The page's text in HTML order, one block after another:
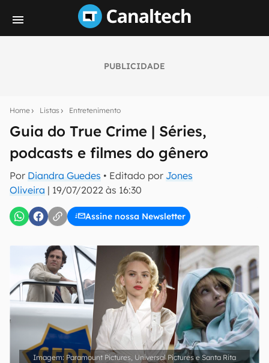
PUBLICIDADE
Home Listas Entretenimento
Guia do True Crime | Séries,
podcasts e filmes do gênero
Por Diandra Guedes • Editado por Jones
Oliveira | 19/07/2022 às 16:30
Assine nossa Newsletter
notícias e reviews sobre tecnologia em primeira
mão.
E-mail
Uso e Política de Privacidade do Canaltech.
Paramount Pictures, Universal Pictures e Santa Rita